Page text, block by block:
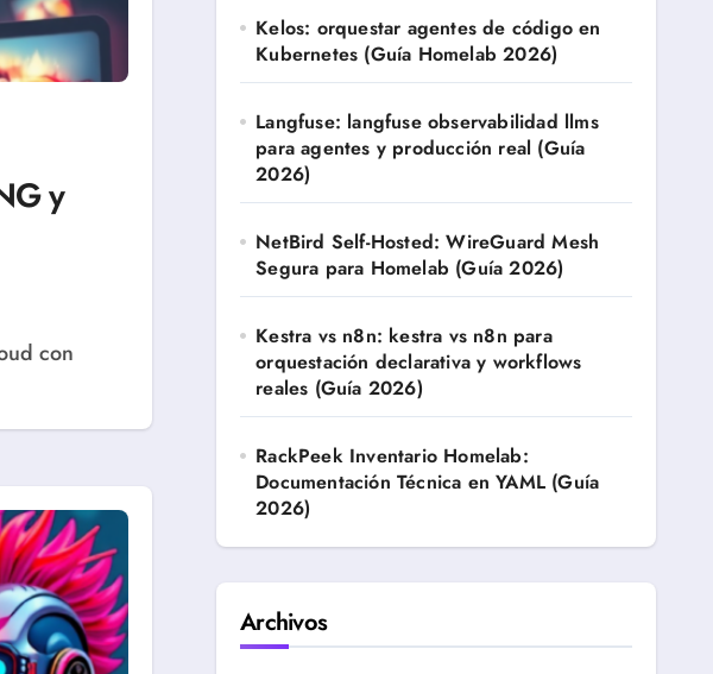
y
Kelos: orquestar agentes de código en
Kubernetes (Guía Homelab 2026)
Langfuse: langfuse observabilidad llms
para agentes y producción real (Guía
2026)
NetBird Self-Hosted: WireGuard Mesh
Segura para Homelab (Guía 2026)
Kestra vs n8n: kestra vs n8n para
orquestación declarativa y workflows
reales (Guía 2026)
RackPeek Inventario Homelab:
Documentación Técnica en YAML (Guía
2026)
Archivos